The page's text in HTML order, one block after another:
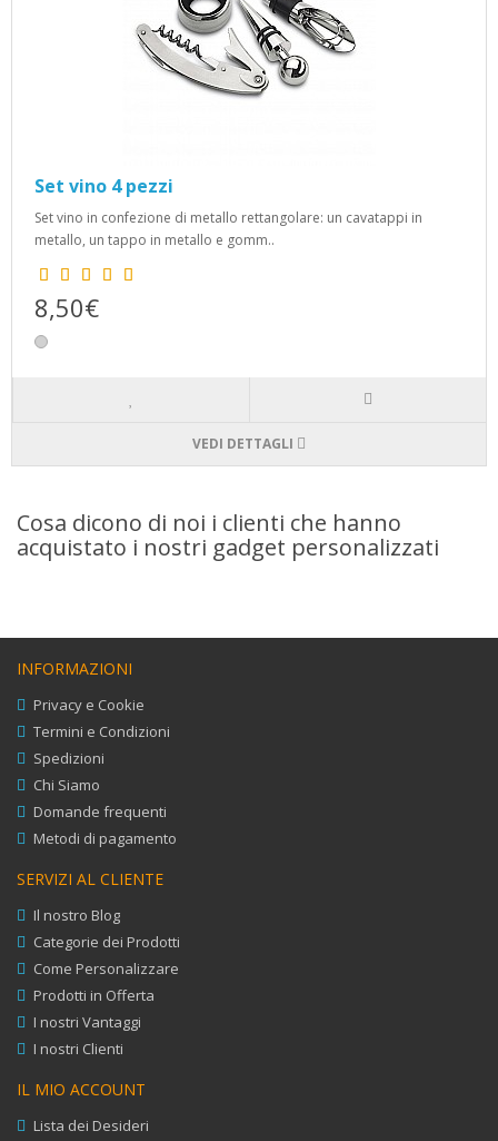
Set vino 4 pezzi
Set vino in confezione di metallo rettangolare: un cavatappi in
metallo, un tappo in metallo e gomm..
8,50€
VEDI DETTAGLI
Cosa dicono di noi i clienti che hanno
acquistato i nostri gadget personalizzati
INFORMAZIONI
Privacy e Cookie
Termini e Condizioni
Spedizioni
Chi Siamo
Domande frequenti
Metodi di pagamento
SERVIZI AL CLIENTE
Il nostro Blog
Categorie dei Prodotti
Come Personalizzare
Prodotti in Offerta
I nostri Vantaggi
I nostri Clienti
IL MIO ACCOUNT
Lista dei Desideri